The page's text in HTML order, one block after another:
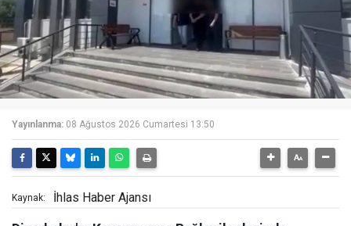
Yayınlanma: 08 Ağustos 2026 Cumartesi 13:50
Kaynak: İhlas Haber Ajansı